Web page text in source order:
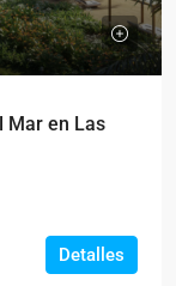
Mar en Las
Detalles